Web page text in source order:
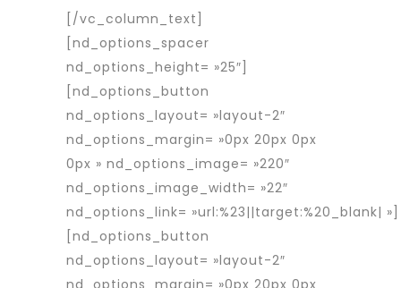
[/vc_column_text]
[nd_options_spacer
nd_options_height= »25″]
[nd_options_button
nd_options_layout= »layout-2″
nd_options_margin= »0px 20px 0px
0px » nd_options_image= »220″
nd_options_image_width= »22″
nd_options_link= »url:%23||target:%20_blank| »]
[nd_options_button
nd_options_layout= »layout-2″